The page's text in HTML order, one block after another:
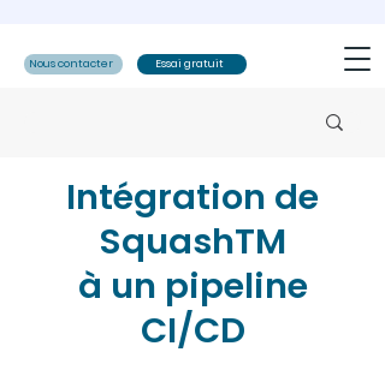
Nous contacter Essai gratuit
Intégration de
SquashTM
à un pipeline
CI/CD